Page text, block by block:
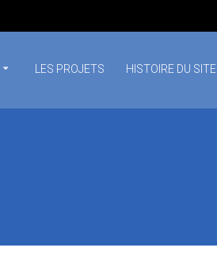
LES PROJETS HISTOIRE DU SITE